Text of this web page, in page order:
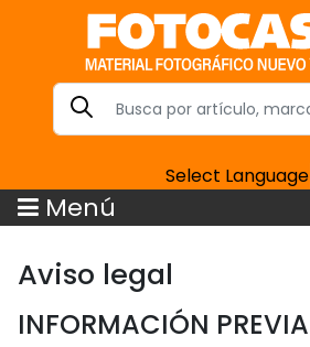
Select Language
Menú
Aviso legal
INFORMACIÓN PREVIA